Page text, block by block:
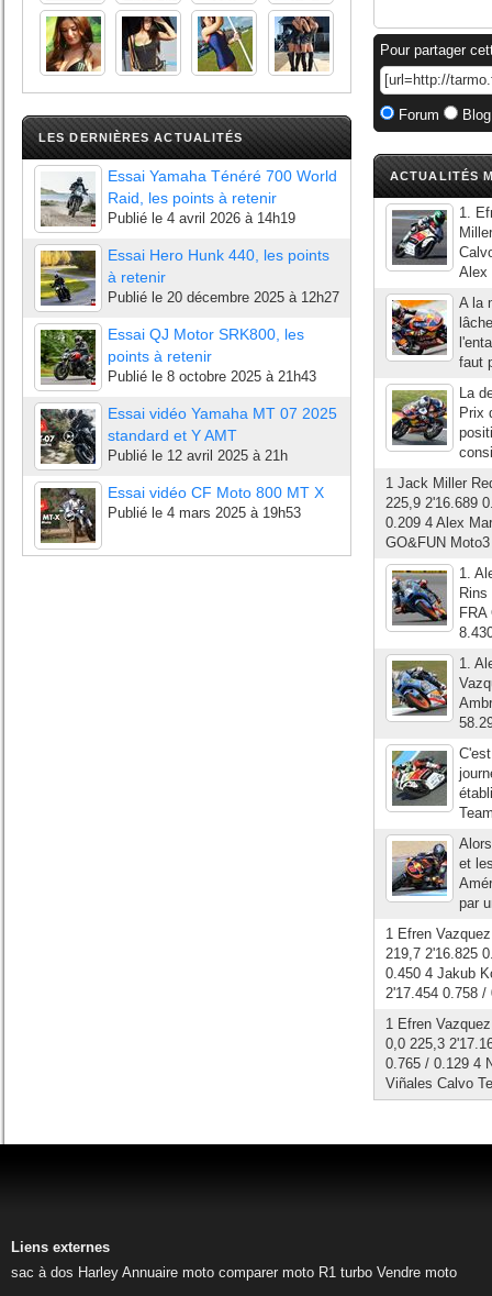
LES DERNIÈRES ACTUALITÉS
Essai Yamaha Ténéré 700 World
Raid, les points à retenir
Publié le 4 avril 2026 à 14h19
Essai Hero Hunk 440, les points
à retenir
Publié le 20 décembre 2025 à 12h27
Essai QJ Motor SRK800, les
points à retenir
Publié le 8 octobre 2025 à 21h43
Essai vidéo Yamaha MT 07 2025
standard et Y AMT
Publié le 12 avril 2025 à 21h
Essai vidéo CF Moto 800 MT X
Publié le 4 mars 2025 à 19h53
Pour partager
Forum
ACTUALITÉS
1.
Alex
A la
faut
La
Prix
1 Jack Miller
225,9 2'16.689
0.209 4 Alex
GO&FUN
1.
1.
et
par
1 Efren
219,7 2'16.825
0.450 4 Jakub
2'17.454 0.758
1 Efren
0,0 225,3
0.765 / 0.129 4
Viñales Calvo
Liens externes
sac à dos Harley Annuaire moto comparer moto R1 turbo Vendre moto